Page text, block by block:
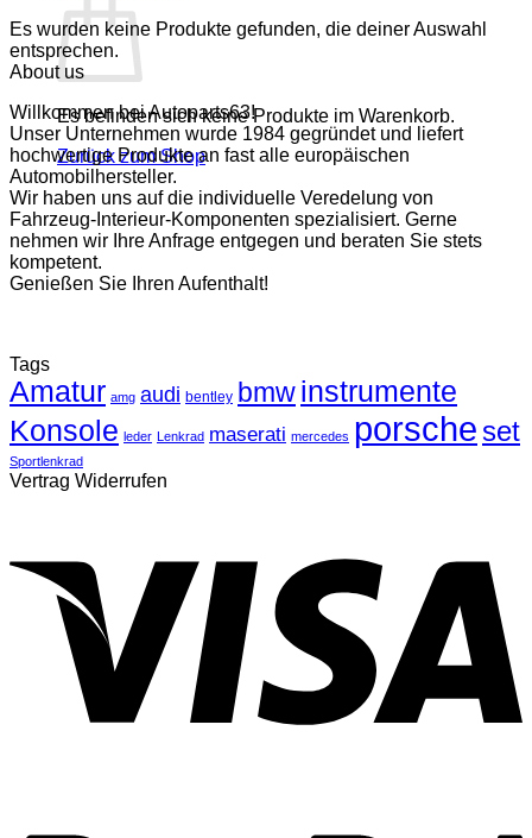
Es befinden sich keine Produkte im Warenkorb.
Zurück zum Shop
Es wurden keine Produkte gefunden, die deiner Auswahl
entsprechen.
About us
Willkommen bei Autoparts63!
Unser Unternehmen wurde 1984 gegründet und liefert
hochwertige Produkte an fast alle europäischen
Automobilhersteller.
Wir haben uns auf die individuelle Veredelung von
Fahrzeug-Interieur-Komponenten spezialisiert. Gerne
nehmen wir Ihre Anfrage entgegen und beraten Sie stets
kompetent.
Genießen Sie Ihren Aufenthalt!
Tags
Amatur amg audi bentley bmwinstrumente
Konsole leder Lenkrad maserati mercedes porsche set
Sportlenkrad
Vertrag Widerrufen